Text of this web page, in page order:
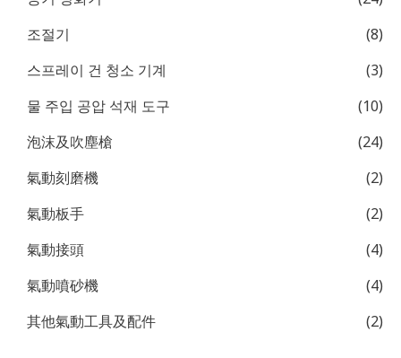
조절기
(8)
스프레이 건 청소 기계
(3)
물 주입 공압 석재 도구
(10)
泡沫及吹塵槍
(24)
氣動刻磨機
(2)
氣動板手
(2)
氣動接頭
(4)
氣動噴砂機
(4)
其他氣動工具及配件
(2)